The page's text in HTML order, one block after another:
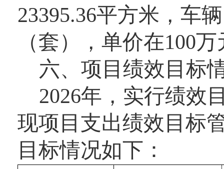
23395.36平方米，车辆
（套），单价在100万
六、项目绩效目标
2026年，实行绩效
现项目支出绩效目标
目标情况如下：